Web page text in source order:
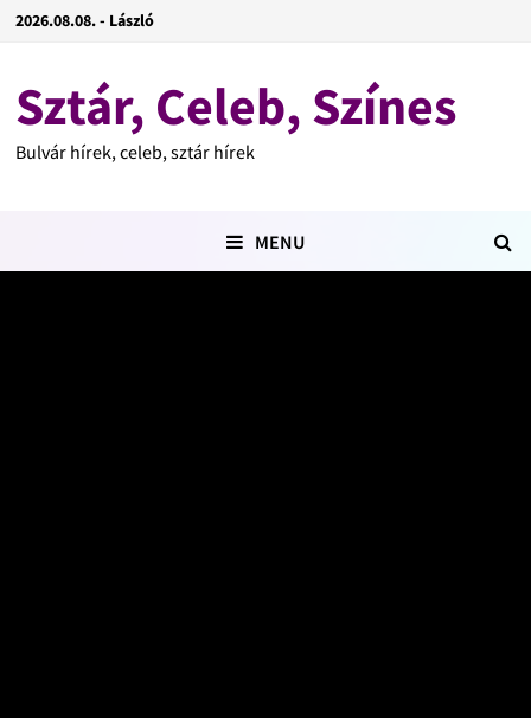
2026.08.08. - László
Sztár, Celeb, Színes
Bulvár hírek, celeb, sztár hírek
MENU